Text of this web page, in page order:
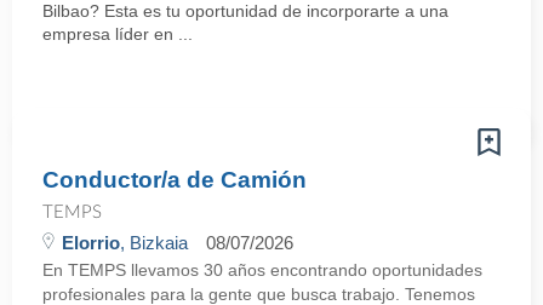
Bilbao? Esta es tu oportunidad de incorporarte a una
empresa líder en ...
Conductor/a de Camión
TEMPS
Elorrio, Bizkaia 08/07/2026
En TEMPS llevamos 30 años encontrando oportunidades
profesionales para la gente que busca trabajo. Tenemos